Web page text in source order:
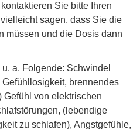
Sie bitte Ihren
sagen, dass Sie die
müssen und die Dosis dann
a. Folgende: Schwindel
brennendes
Gefühl von elektrischen
(lebendige
zu schlafen), Angstgefühle,